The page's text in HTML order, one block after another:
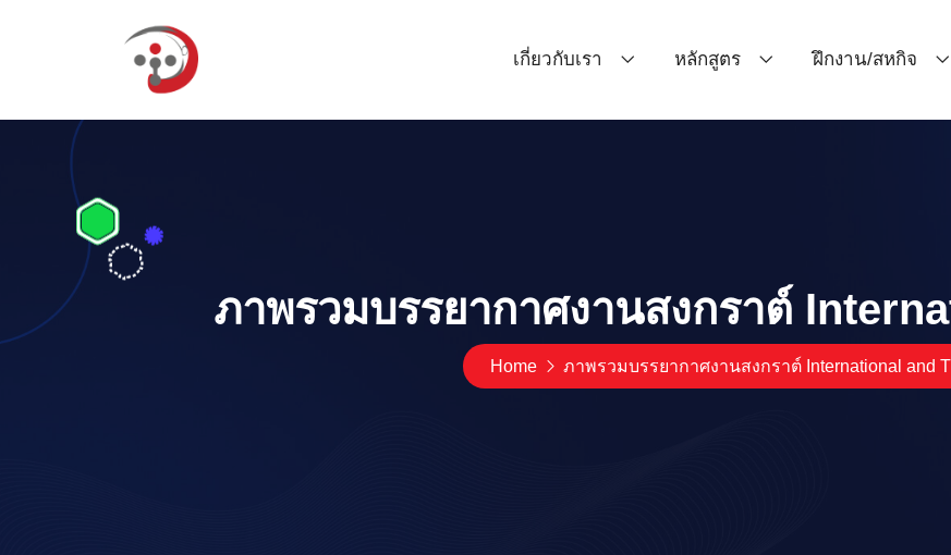
เกี่ยวกับเรา หลักสูตร ฝึกงาน/สหกิจ
ภาพรวมบรรยากาศงานสงกราต์
Home ภาพรวมบรรยากาศงานสงกราต์ International and